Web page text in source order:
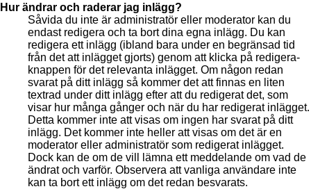
Hur ändrar och raderar jag inlägg?
Såvida du inte är administratör eller moderator kan du
endast redigera och ta bort dina egna inlägg. Du kan
redigera ett inlägg (ibland bara under en begränsad tid
från det att inlägget gjorts) genom att klicka på redigera-
knappen för det relevanta inlägget. Om någon redan
svarat på ditt inlägg så kommer det att finnas en liten
textrad under ditt inlägg efter att du redigerat det, som
visar hur många gånger och när du har redigerat inlägget.
Detta kommer inte att visas om ingen har svarat på ditt
inlägg. Det kommer inte heller att visas om det är en
moderator eller administratör som redigerat inlägget.
Dock kan de om de vill lämna ett meddelande om vad de
ändrat och varför. Observera att vanliga användare inte
kan ta bort ett inlägg om det redan besvarats.